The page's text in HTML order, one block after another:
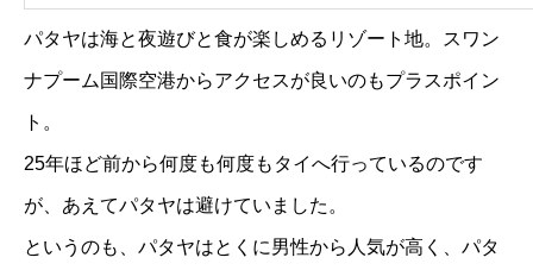
パタヤは海と夜遊びと食が楽しめるリゾート地。スワン
ナプーム国際空港からアクセスが良いのもプラスポイン
ト。
25年ほど前から何度も何度もタイへ行っているのです
が、あえてパタヤは避けていました。
というのも、パタヤはとくに男性から人気が高く、パタ